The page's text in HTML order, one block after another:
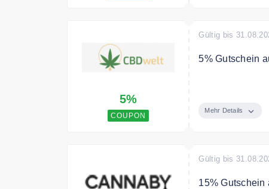
5%
COUPON
Gültig bis
5% Gutschein
Mehr Details
Gültig bis
15%